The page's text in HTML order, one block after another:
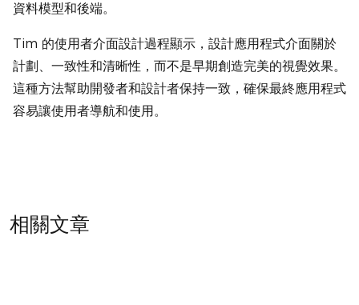
資料模型和後端。
Tim 的使用者介面設計過程顯示，設計應用程式介面關於
計劃、一致性和清晰性，而不是早期創造完美的視覺效果。
這種方法幫助開發者和設計者保持一致，確保最終應用程式
容易讓使用者導航和使用。
相關文章